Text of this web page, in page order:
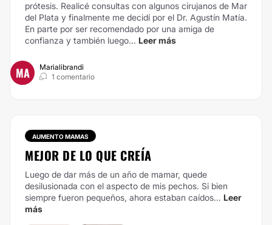
prótesis. Realicé consultas con algunos cirujanos de Mar
del Plata y finalmente me decidí por el Dr. Agustín Matía.
En parte por ser recomendado por una amiga de
confianza y también luego... Leer más
MA
Marialibrandi
1 comentario
AUMENTO MAMAS
MEJOR DE LO QUE CREÍA
Luego de dar más de un año de mamar, quede
desilusionada con el aspecto de mis pechos. Si bien
siempre fueron pequeños, ahora estaban caídos... Leer
más